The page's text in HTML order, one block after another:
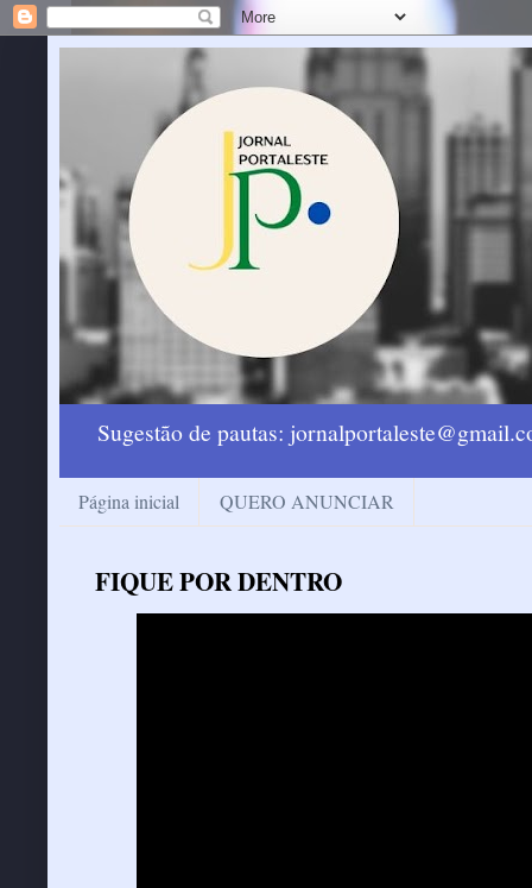
Sugestão de pautas:
Página inicial QUERO ANUNCIAR
FIQUE POR DENTRO